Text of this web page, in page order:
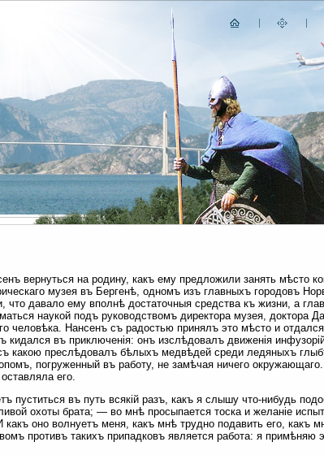
вернуться на родину, какъ ему предложили занять мѣсто
музея въ Бергенѣ, одномъ изъ главныхъ городовъ
что давало ему вполнѣ достаточныя средства къ жизни, а
наукой подъ руководствомъ директора музея, доктора
человѣка. Нансенъ съ радостью принялъ это мѣсто и
кидался въ приключенія: онъ изслѣдовалъ движенія
какою преслѣдовалъ бѣлыхъ медвѣдей среди ледяныхъ
погруженный въ работу, не замѣчая ничего
его.
пуститься въ путь всякій разъ, какъ я слышу что-нибудь
охоты брата; — во мнѣ просыпается тоска и желаніе
какъ оно волнуетъ меня, какъ мнѣ трудно подавить его, какъ
противъ такихъ припадковъ является работа: я примѣняю